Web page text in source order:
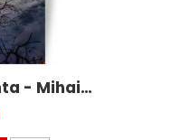
- Mihail